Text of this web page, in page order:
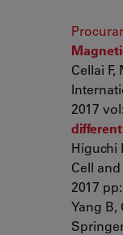
Cellai F,
2017
Higuchi
Cell
2017
Yang B,